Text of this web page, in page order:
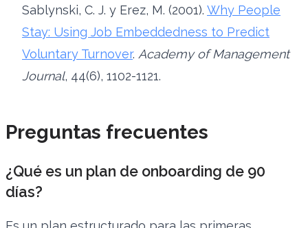
Sablynski, C. J. y Erez, M. (2001). Why People
Stay: Using Job Embeddedness to Predict
Voluntary Turnover. Academy of Management
Journal, 44(6), 1102-1121.
Preguntas frecuentes
¿Qué es un plan de onboarding de 90
días?